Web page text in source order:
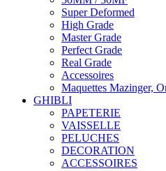
Super Deformed
High Grade
Master Grade
Perfect Grade
Real Grade
Accessoires
Maquettes Mazinger,
GHIBLI
PAPETERIE
VAISSELLE
PELUCHES
DECORATION
ACCESSOIRES